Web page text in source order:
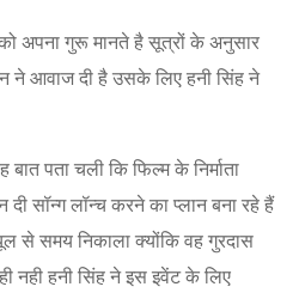
को अपना गुरू मानते है सूत्रों के अनुसार
ने आवाज दी है उसके लिए हनी सिंह ने
पता चली कि फिल्म के निर्माता
दी सॉन्ग लॉन्च करने का प्लान बना रहे हैं
से समय निकाला क्योंकि वह गुरदास
नही हनी सिंह ने इस इवेंट के लिए